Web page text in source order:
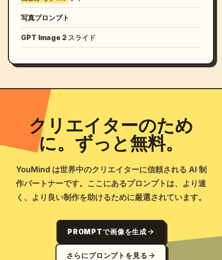
写真プロンプト
GPT Image 2 スライド
クリエイターのため
に。ずっと無料。
YouMind は世界中のクリエイターに信頼される AI 制
作パートナーです。ここにあるプロンプトは、より速
く、より良い制作を助けるために厳選されています。
PROMPTで画像を生成
さらにプロンプトを見る